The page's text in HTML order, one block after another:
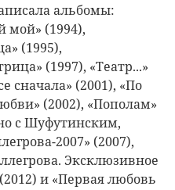
альбомы:
мой» (1994),
(1995),
(1997), «Театр...»
сначала» (2001), «По
(2002), «Пополам»
с Шуфутинским,
2007» (2007),
Эксклюзивное
и «Первая любовь